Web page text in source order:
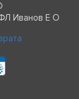
Иванов Е О